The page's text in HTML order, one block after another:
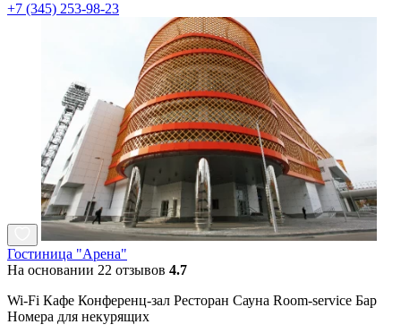
+7 (345) 253-98-23
Гостиница "Арена"
На основании 22 отзывов 4.7
Wi-Fi Кафе Конференц-зал Ресторан Сауна Room-service Бар
Номера для некурящих